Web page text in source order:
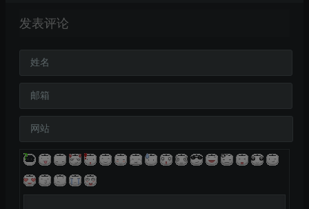
发表评论
姓名
邮箱
网站